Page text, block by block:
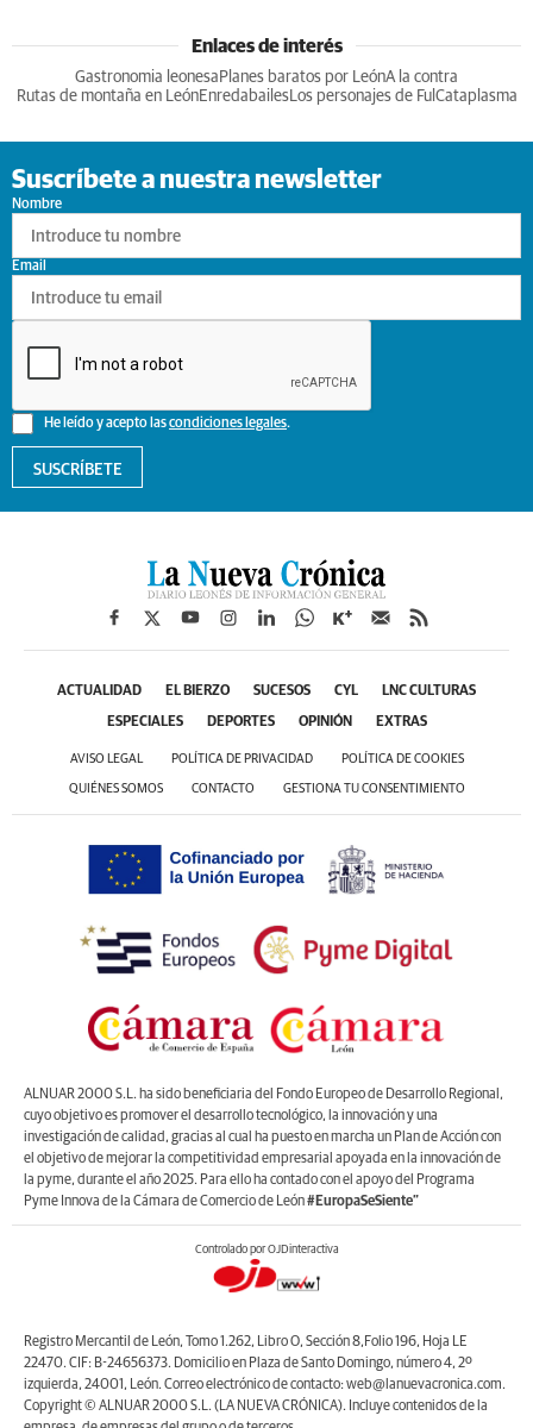
Enlaces de interés
Gastronomia leonesa Planes baratos por LeónA la contra
Rutas de montaña en LeónEnredabailesLos personajes de Ful Cataplasma
Suscríbete a nuestra newsletter
Nombre
He leído y acepto lascondiciones legales.
Email
SUSCRÍBETE
ACTUALIDAD EL BIERZO SUCESOS CYL LNC CULTURAS
ESPECIALES DEPORTES OPINIÓN EXTRAS
AVISO LEGAL POLÍTICA DE PRIVACIDAD POLÍTICA DE COOKIES
QUIÉNES SOMOS CONTACTO GESTIONA TU CONSENTIMIENTO
ALNUAR 2000 S.L. ha sido beneficiaria del Fondo Europeo de Desarrollo Regional,
cuyo objetivo es promover el desarrollo tecnológico, la innovación y una
investigación de calidad, gracias al cual ha puesto en marcha un Plan de Acción con
el objetivo de mejorar la competitividad empresarial apoyada en la innovación de
la pyme, durante el año 2025. Para ello ha contado con el apoyo del Programa
Pyme Innova de la Cámara de Comercio de León#EuropaSeSiente”
Controlado por OJDinteractiva
Registro Mercantil de León, Tomo 1.262, Libro O, Sección 8,Folio 196, Hoja LE
22470. CIF: B-24656373. Domicilio en Plaza de Santo Domingo, número 4, 2º
izquierda, 24001, León. Correo electrónico de contacto: web@lanuevacronica.com.
Copyright © ALNUAR 2000 S.L. (LA NUEVA CRÓNICA). Incluye contenidos de la